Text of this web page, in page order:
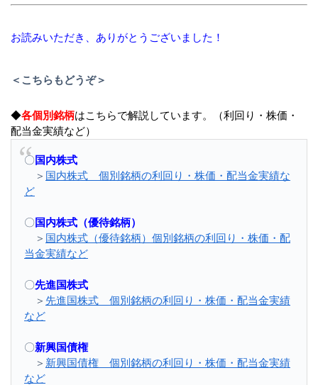
お読みいただき、ありがとうございました！
＜こちらもどうぞ＞
◆各個別銘柄はこちらで解説しています。（利回り・株価・
配当金実績など）
〇国内株式
＞ 国内株式 個別銘柄の利回り・株価・配当金実績な
ど
〇国内株式（優待銘柄）
＞ 国内株式（優待銘柄）個別銘柄の利回り・株価・配
当金実績など
〇先進国株式
＞ 先進国株式 個別銘柄の利回り・株価・配当金実績
など
〇新興国債権
＞ 新興国債権 個別銘柄の利回り・株価・配当金実績
など